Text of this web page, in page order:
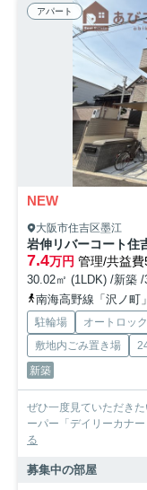
アパート
NEW
大阪市住吉区墨江
岩伸リバーコート住
7.4万円 管理/共益
30.02㎡ (1LDK) /新築 /
南海高野線「沢ノ町
駐輪場 オートロック
敷地内ごみ置き場
新築
ぜひ一度見ていただき
ーパー「デイリーカナ
る
募集中の部屋